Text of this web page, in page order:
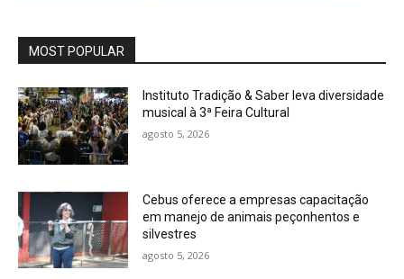
MOST POPULAR
Instituto Tradição & Saber leva diversidade
musical à 3ª Feira Cultural
agosto 5, 2026
Cebus oferece a empresas capacitação
em manejo de animais peçonhentos e
silvestres
agosto 5, 2026